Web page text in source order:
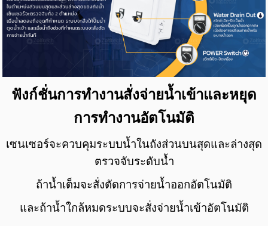
ฟังก์ชั่นการทำงานสั่งจ่ายน้ำเข้าและหยุด
การทำงานอัตโนมัติ
เซนเซอร์จะควบคุมระบบน้ำในถังส่วนบนสุดและล่างสุด
ตรวจจับระดับน้ำ
ถ้าน้ำเต็มจะสั่งตัดการจ่ายน้ำออกอัตโนมัติ
และถ้าน้ำใกล้หมดระบบจะสั่งจ่ายน้ำเข้าอัตโนมัติ